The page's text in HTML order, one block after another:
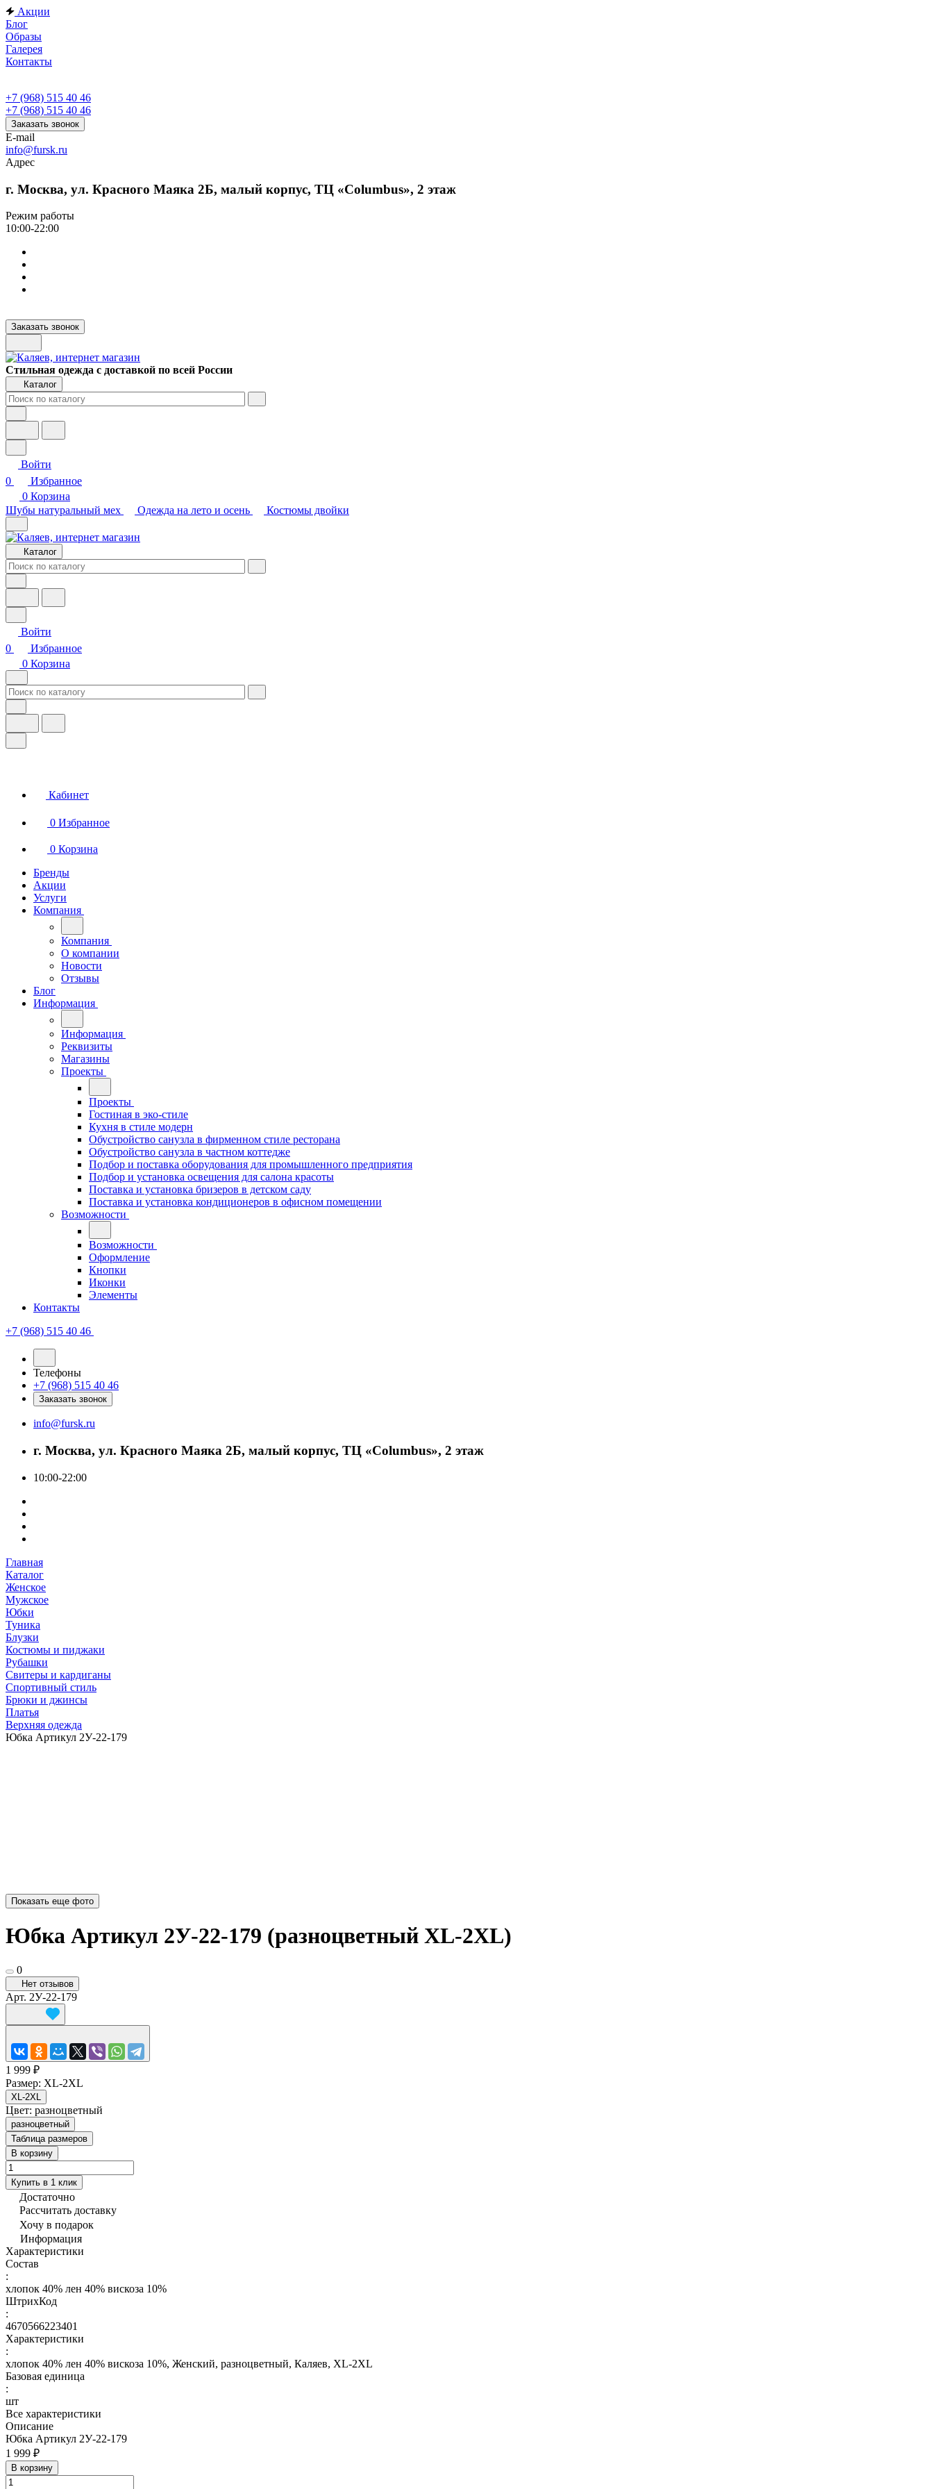
Акции
Блог
Образы
Галерея
Контакты
+7 (968) 515 40 46
+7 (968) 515 40 46
Заказать звонок
E-mail
info@fursk.ru
Адрес
г. Москва, ул. Красного Маяка 2Б, малый корпус, ТЦ «Columbus», 2 этаж
Режим работы
10:00-22:00
Заказать звонок
Стильная одежда с доставкой по всей России
Каталог
Войти
0
Избранное
0 Корзина
Шубы натуральный мех
Одежда на лето и осень Костюмы двойки
Каталог
Войти
0
Избранное
0 Корзина
Кабинет
0 Избранное
0 Корзина
Бренды
Акции
Услуги
Компания
Компания
О компании
Новости
Отзывы
Блог
Информация
Информация
Реквизиты
Магазины
Проекты
Проекты
Гостиная в эко-стиле
Кухня в стиле модерн
Обустройство санузла в фирменном стиле ресторана
Обустройство санузла в частном коттедже
Подбор и поставка оборудования для промышленного предприятия
Подбор и установка освещения для салона красоты
Поставка и установка бризеров в детском саду
Поставка и установка кондиционеров в офисном помещении
Возможности
Возможности
Оформление
Кнопки
Иконки
Элементы
Контакты
+7 (968) 515 40 46
Телефоны
+7 (968) 515 40 46
Заказать звонок
info@fursk.ru
г. Москва, ул. Красного Маяка 2Б, малый корпус, ТЦ «Columbus», 2 этаж
10:00-22:00
Главная
Каталог
Женское
Мужское
Юбки
Туника
Блузки
Костюмы и пиджаки
Рубашки
Свитеры и кардиганы
Спортивный стиль
Брюки и джинсы
Платья
Верхняя одежда
Юбка Артикул 2У-22-179
Показать еще фото
Юбка Артикул 2У-22-179 (разноцветный XL-2XL)
0
Нет отзывов
Арт. 2У-22-179
1 999 ₽
Размер: XL-2XL
XL-2XL
Цвет: разноцветный
разноцветный
Таблица размеров
В корзину
Купить в 1 клик
Достаточно
Рассчитать доставку
Хочу в подарок
Информация
Характеристики
Состав
:
хлопок 40% лен 40% вискоза 10%
ШтрихКод
:
4670566223401
Характеристики
:
хлопок 40% лен 40% вискоза 10%, Женский, разноцветный, Каляев, XL-2XL
Базовая единица
:
шт
Все характеристики
Описание
Юбка Артикул 2У-22-179
1 999 ₽
В корзину